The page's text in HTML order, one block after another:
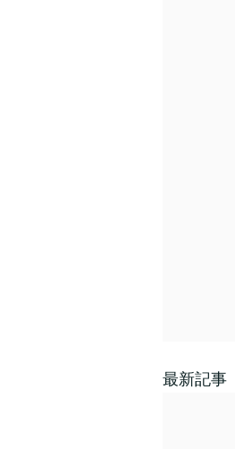
最新記事